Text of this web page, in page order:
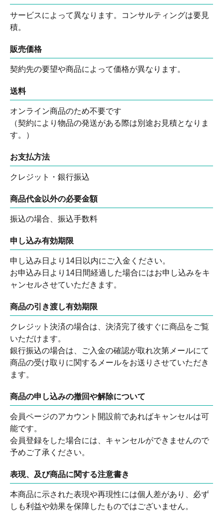
サービスによって異なります。コンサルティングは要見
積。
販売価格
契約先の要望や商品によって価格が異なります。
送料
オンライン商品のため不要です
（契約により物品の発送がある際は別途お見積となりま
す。）
お支払方法
クレジット・銀行振込
商品代金以外の必要金額
振込の場合、振込手数料
申し込み有効期限
申し込み日より14日以内にご入金ください。
お申込み日より14日間経過した場合にはお申し込みをキ
ャンセルさせていただきます。
商品の引き渡し有効期限
クレジット決済の場合は、決済完了後すぐに商品をご覧
いただけます。
銀行振込の場合は、ご入金の確認が取れ次第メールにて
商品の受け取りに関するメールをお送りさせていただき
ます。
商品の申し込みの撤回や解除について
会員ページのアカウント開設前であればキャンセルは可
能です。
会員登録をした場合には、キャンセルができませんので
予めご了承ください。
表現、及び商品に関する注意書き
本商品に示された表現や再現性には個人差があり、必ず
しも利益や効果を保障したものではございません。